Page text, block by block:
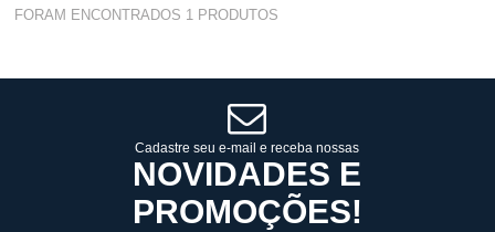
Varejo: R$ 4.050,70
10 x de R$ 255,09
FORAM ENCONTRADOS 1 PRODUTOS
Cadastre seu e-mail e receba nossas
NOVIDADES E
PROMOÇÕES!